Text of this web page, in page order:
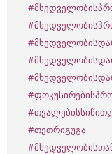
#თეთრიგუგა